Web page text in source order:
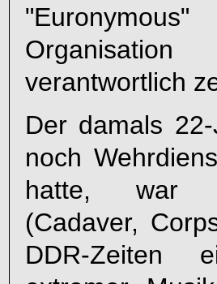
verantwortlich
Der damals
noch
hatte, war
(Cadaver,
DDR-Zeiten